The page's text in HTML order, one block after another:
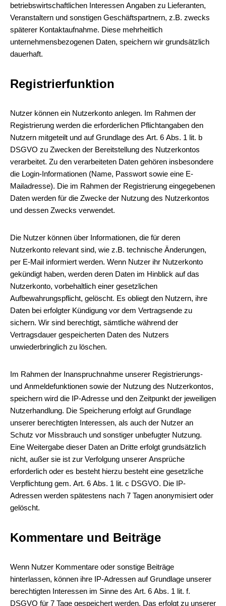
betriebswirtschaftlichen Interessen Angaben zu Lieferanten,
Veranstaltern und sonstigen Geschäftspartnern, z.B. zwecks
späterer Kontaktaufnahme. Diese mehrheitlich
unternehmensbezogenen Daten, speichern wir grundsätzlich
dauerhaft.
Registrierfunktion
Nutzer können ein Nutzerkonto anlegen. Im Rahmen der
Registrierung werden die erforderlichen Pflichtangaben den
Nutzern mitgeteilt und auf Grundlage des Art. 6 Abs. 1 lit. b
DSGVO zu Zwecken der Bereitstellung des Nutzerkontos
verarbeitet. Zu den verarbeiteten Daten gehören insbesondere
die Login-Informationen (Name, Passwort sowie eine E-
Mailadresse). Die im Rahmen der Registrierung eingegebenen
Daten werden für die Zwecke der Nutzung des Nutzerkontos
und dessen Zwecks verwendet.
Die Nutzer können über Informationen, die für deren
Nutzerkonto relevant sind, wie z.B. technische Änderungen,
per E-Mail informiert werden. Wenn Nutzer ihr Nutzerkonto
gekündigt haben, werden deren Daten im Hinblick auf das
Nutzerkonto, vorbehaltlich einer gesetzlichen
Aufbewahrungspflicht, gelöscht. Es obliegt den Nutzern, ihre
Daten bei erfolgter Kündigung vor dem Vertragsende zu
sichern. Wir sind berechtigt, sämtliche während der
Vertragsdauer gespeicherten Daten des Nutzers
unwiederbringlich zu löschen.
Im Rahmen der Inanspruchnahme unserer Registrierungs-
und Anmeldefunktionen sowie der Nutzung des Nutzerkontos,
speichern wird die IP-Adresse und den Zeitpunkt der jeweiligen
Nutzerhandlung. Die Speicherung erfolgt auf Grundlage
unserer berechtigten Interessen, als auch der Nutzer an
Schutz vor Missbrauch und sonstiger unbefugter Nutzung.
Eine Weitergabe dieser Daten an Dritte erfolgt grundsätzlich
nicht, außer sie ist zur Verfolgung unserer Ansprüche
erforderlich oder es besteht hierzu besteht eine gesetzliche
Verpflichtung gem. Art. 6 Abs. 1 lit. c DSGVO. Die IP-
Adressen werden spätestens nach 7 Tagen anonymisiert oder
gelöscht.
Kommentare und Beiträge
Wenn Nutzer Kommentare oder sonstige Beiträge
hinterlassen, können ihre IP-Adressen auf Grundlage unserer
berechtigten Interessen im Sinne des Art. 6 Abs. 1 lit. f.
DSGVO für 7 Tage gespeichert werden. Das erfolgt zu unserer